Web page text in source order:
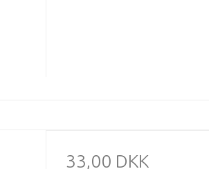
33,00 DKK